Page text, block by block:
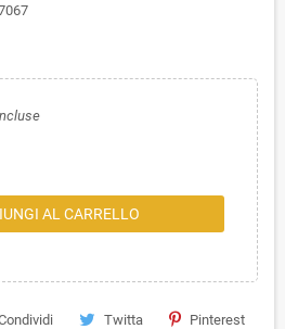
AL CARRELLO
Twitta Pinterest